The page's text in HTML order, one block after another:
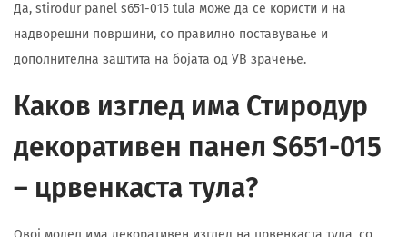
Да, stirodur panel s651-015 tula може да се користи и на
надворешни површини, со правилно поставување и
дополнителна заштита на бојата од УВ зрачење.
Каков изглед има Стиродур
декоративен панел S651-015
– црвенкаста тула?